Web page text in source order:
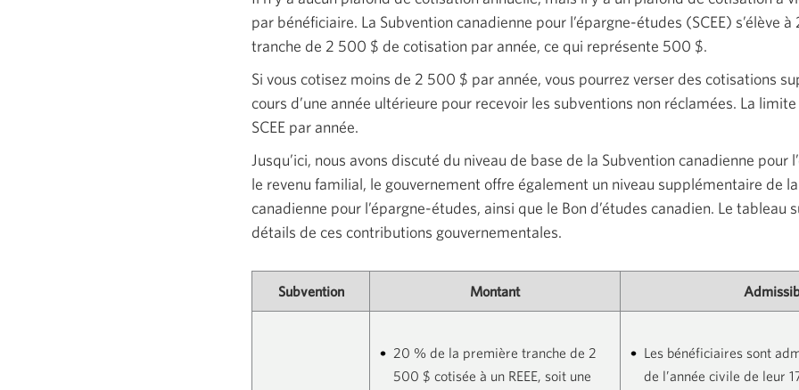
par bénéficiaire. La Subvention canadienne pour l’épargne-études (SCEE) s’élève à
tranche de 2 500 $ de cotisation par année, ce qui représente 500 $.
Si vous cotisez moins de 2 500 $ par année, vous pourrez verser des cotisations
cours d’une année ultérieure pour recevoir les subventions non réclamées. La
SCEE par année.
Jusqu’ici, nous avons discuté du niveau de base de la Subvention canadienne pour
le revenu familial, le gouvernement offre également un niveau supplémentaire de
canadienne pour l’épargne-études, ainsi que le Bon d’études canadien. Le tableau
détails de ces contributions gouvernementales.
Subvention Montant
20 % de la première tranche de 2
500 $ cotisée à un REEE, soit une
Les bénéficiaires sont
de l’année civile de leur